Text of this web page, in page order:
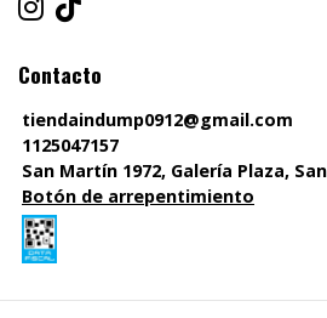
Contacto
tiendaindump0912@gmail.com
1125047157
San Martín 1972, Galería Plaza,
Botón de arrepentimiento